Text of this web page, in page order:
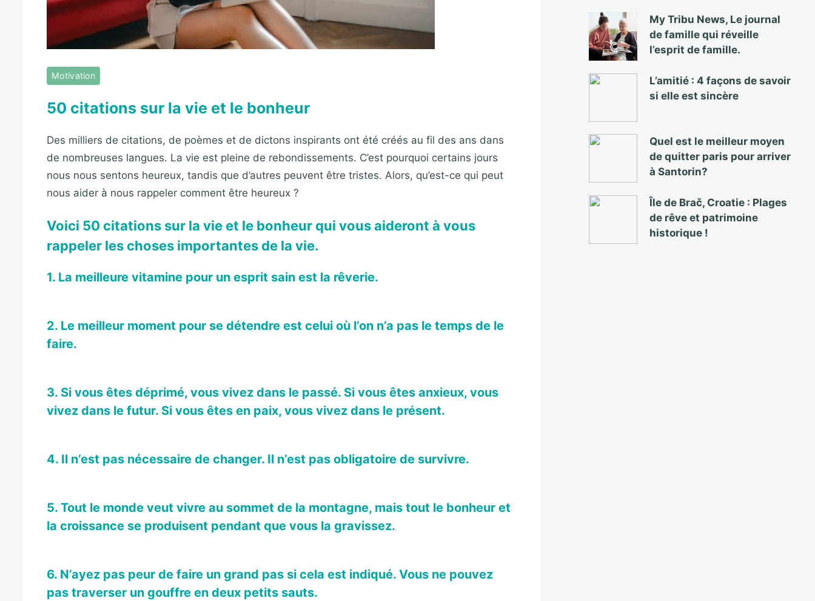
Motivation
50 citations sur la vie et le bonheur
Des milliers de citations, de poèmes et de dictons inspirants ont été créés au fil des ans dans
de nombreuses langues. La vie est pleine de rebondissements. C’est pourquoi certains jours
nous nous sentons heureux, tandis que d’autres peuvent être tristes. Alors, qu’est-ce qui peut
nous aider à nous rappeler comment être heureux ?
Voici 50 citations sur la vie et le bonheur qui vous aideront à vous
rappeler les choses importantes de la vie.
1. La meilleure vitamine pour un esprit sain est la rêverie.
2. Le meilleur moment pour se détendre est celui où l’on n’a pas le temps de le
faire.
3. Si vous êtes déprimé, vous vivez dans le passé. Si vous êtes anxieux, vous
vivez dans le futur. Si vous êtes en paix, vous vivez dans le présent.
4. Il n’est pas nécessaire de changer. Il n’est pas obligatoire de survivre.
5. Tout le monde veut vivre au sommet de la montagne, mais tout le bonheur et
la croissance se produisent pendant que vous la gravissez.
6. N’ayez pas peur de faire un grand pas si cela est indiqué. Vous ne pouvez
pas traverser un gouffre en deux petits sauts.
My Tribu News, Le journal
de famille qui réveille
l’esprit de famille.
L’amitié : 4 façons de savoir
si elle est sincère
Quel est le meilleur moyen
de quitter paris pour arriver
à Santorin?
Île de Brač, Croatie : Plages
de rêve et patrimoine
historique !